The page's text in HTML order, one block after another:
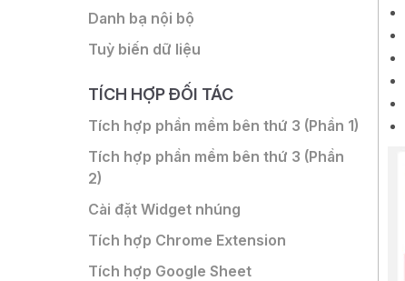
Danh bạ nội bộ
Tuỳ biến dữ liệu
TÍCH HỢP ĐỐI TÁC
Tích hợp phần mềm bên thứ 3 (Phần 1)
Tích hợp phần mềm bên thứ 3 (Phần
2)
Cài đặt Widget nhúng
Tích hợp Chrome Extension
Tích hợp Google Sheet